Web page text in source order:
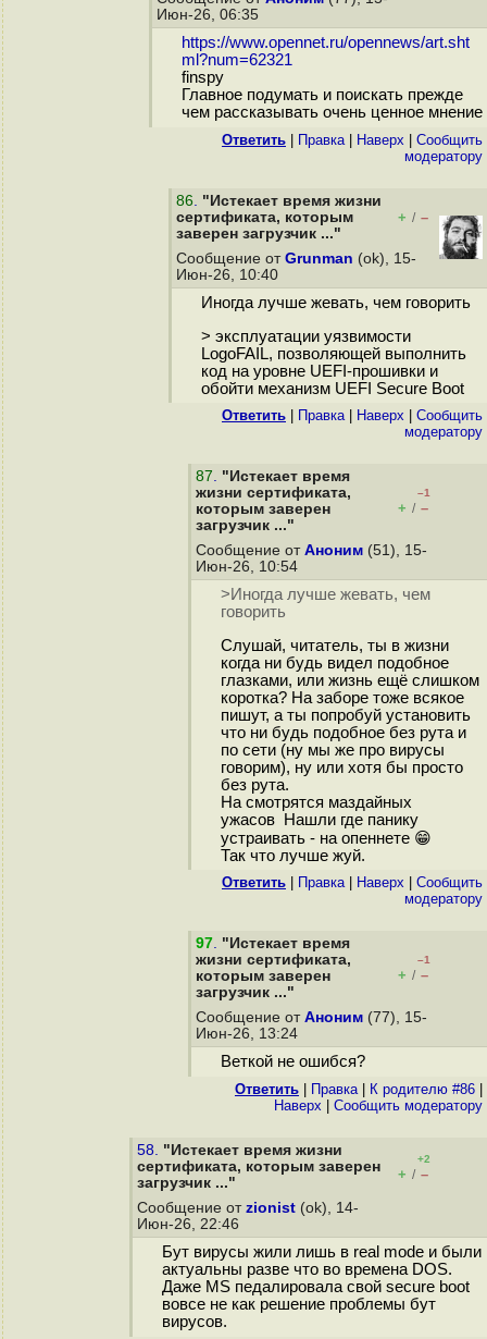
Июн-26, 06:35
https://www.opennet.ru/opennews/art.sht
ml?num=62321
finspy
Главное подумать и поискать прежде
чем рассказывать очень ценное мнение
Ответить Правка| Наверх
Cообщить
модератору
86. "Истекает время жизни
сертификата, которым
заверен загрузчик ..."
+ / –
Сообщение от Grunman (ok), 15-
Июн-26, 10:40
Иногда лучше жевать, чем говорить
> эксплуатации уязвимости
LogoFAIL, позволяющей выполнить
код на уровне UEFI-прошивки и
обойти механизм UEFI Secure Boot
Ответить Правка| Наверх
Cообщить
модератору
87. "Истекает время
жизни сертификата,
которым заверен
загрузчик ..."
–1
+ / –
Сообщение от Аноним (51), 15-
Июн-26, 10:54
>Иногда лучше жевать, чем
говорить
Слушай, читатель, ты в жизни
когда ни будь видел подобное
глазками, или жизнь ещё слишком
коротка? На заборе тоже всякое
пишут, а ты попробуй установить
что ни будь подобное без рута и
по сети (ну мы же про вирусы
говорим), ну или хотя бы просто
без рута.
На смотрятся маздайных
ужасов Нашли где панику
устраивать - на опеннете 😁
Так что лучше жуй.
Ответить Правка| Наверх
Cообщить
модератору
97. "Истекает время
жизни сертификата,
которым заверен
загрузчик ..."
–1
+ / –
Сообщение от Аноним (77), 15-
Июн-26, 13:24
Веткой не ошибся?
Ответить Правка| К родителю #86
Наверх
Cообщить модератору
58. "Истекает время жизни
сертификата, которым заверен
загрузчик ..."
+2
+ / –
Сообщение от zionist (ok), 14-
Июн-26, 22:46
Бут вирусы жили лишь в real mode и были
актуальны разве что во времена DOS.
Даже MS педалировала свой secure boot
вовсе не как решение проблемы бут
вирусов.